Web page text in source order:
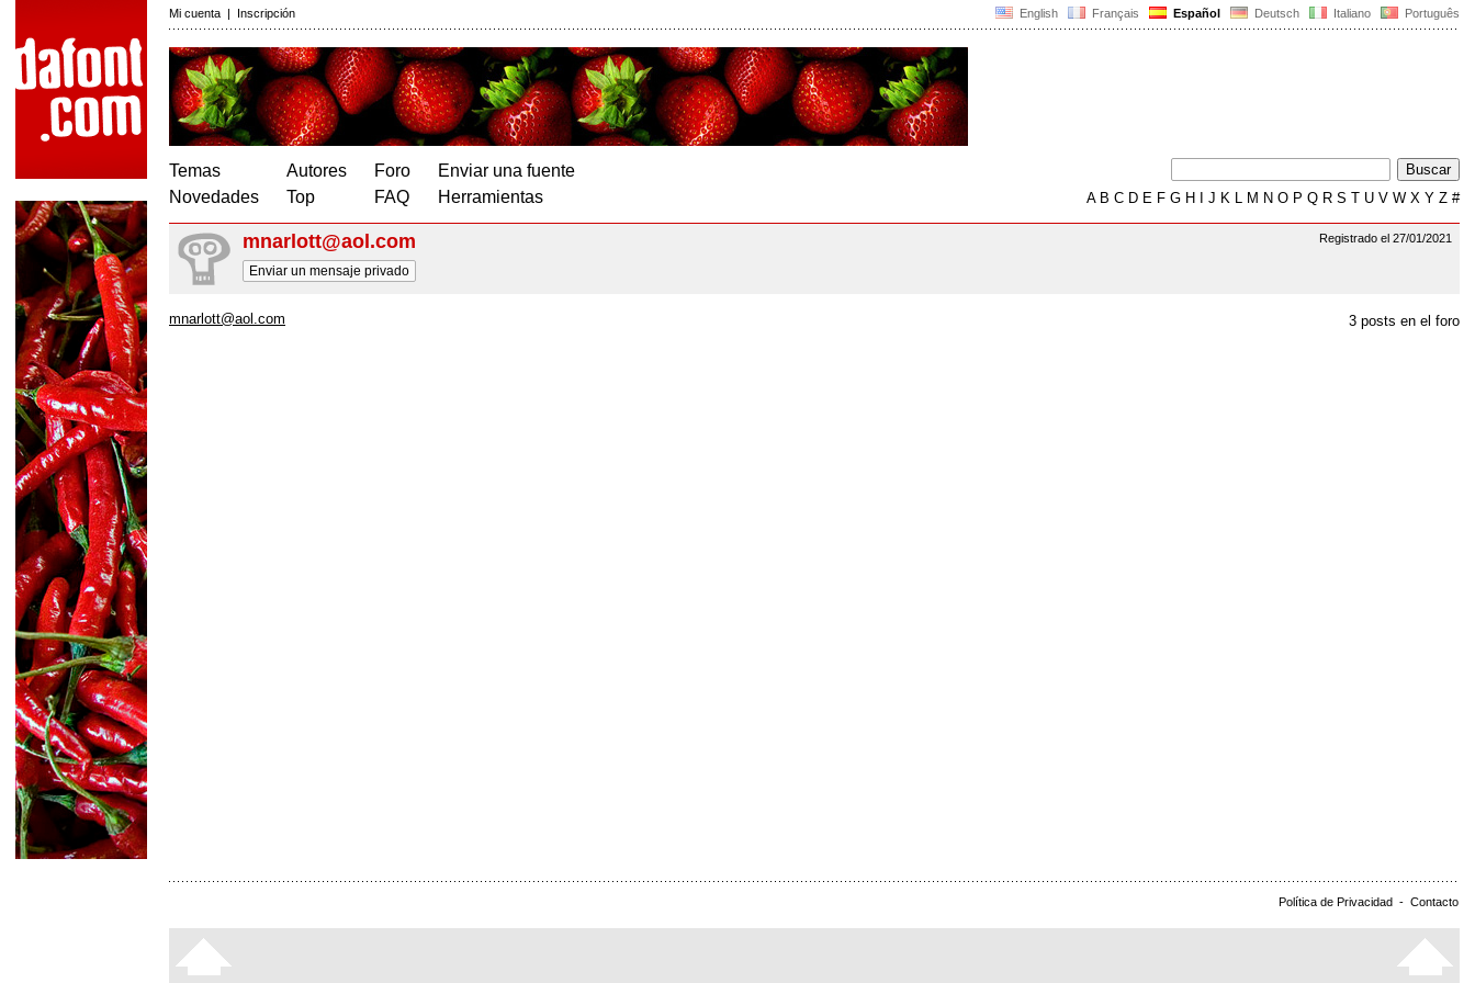
English Français Español Deutsch Italiano Português
Mi cuenta | Inscripción
Temas
Novedades
Autores
Top
Foro
FAQ
Enviar una fuente
Herramientas
AB C D E F G H J K L M N O P Q R S T U V W X Y Z #
Registrado el 27/01/2021
mnarlott@aol.com
Enviar un mensaje privado
3 posts en el foro
mnarlott@aol.com
Política de Privacidad - Contacto